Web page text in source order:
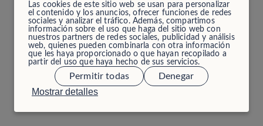
Las cookies de este sitio web se usan para personalizar
el contenido y los anuncios, ofrecer funciones de redes
sociales y analizar el tráfico. Además, compartimos
información sobre el uso que haga del sitio web con
nuestros partners de redes sociales, publicidad y análisis
web, quienes pueden combinarla con otra información
que les haya proporcionado o que hayan recopilado a
partir del uso que haya hecho de sus servicios.
Mostrar detalles
Permitir todas Denegar